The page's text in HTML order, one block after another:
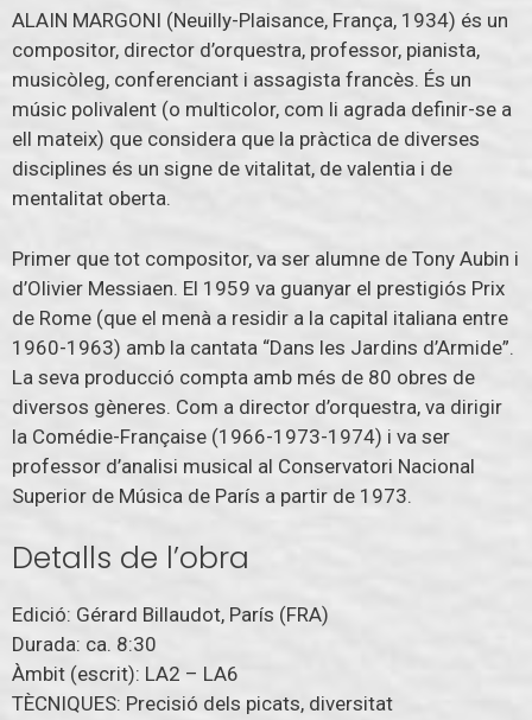
ALAIN MARGONI (Neuilly-Plaisance, França, 1934) és un
compositor, director d’orquestra, professor, pianista,
musicòleg, conferenciant i assagista francès. És un
músic polivalent (o multicolor, com li agrada definir-se a
ell mateix) que considera que la pràctica de diverses
disciplines és un signe de vitalitat, de valentia i de
mentalitat oberta.
Primer que tot compositor, va ser alumne de Tony Aubin i
d’Olivier Messiaen. El 1959 va guanyar el prestigiós Prix
de Rome (que el menà a residir a la capital italiana entre
1960-1963) amb la cantata “Dans les Jardins d’Armide”.
La seva producció compta amb més de 80 obres de
diversos gèneres. Com a director d’orquestra, va dirigir
la Comédie-Française (1966-1973-1974) i va ser
professor d’analisi musical al Conservatori Nacional
Superior de Música de París a partir de 1973.
Detalls de l’obra
Edició: Gérard Billaudot, París (FRA)
Durada: ca. 8:30
Àmbit (escrit): LA2 – LA6
TÈCNIQUES: Precisió dels picats, diversitat